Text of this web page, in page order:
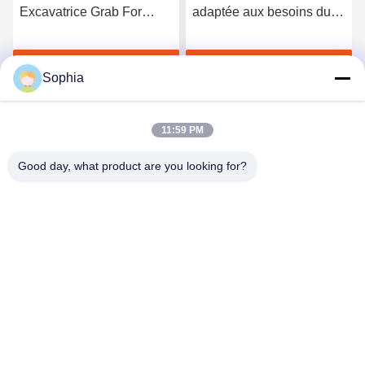
Excavatrice Grab For
Obtenez le meilleur prix
adaptée aux besoins du
Log Grapple Q355B
Sophia
11:59 PM
Good day, what product are you looking for?